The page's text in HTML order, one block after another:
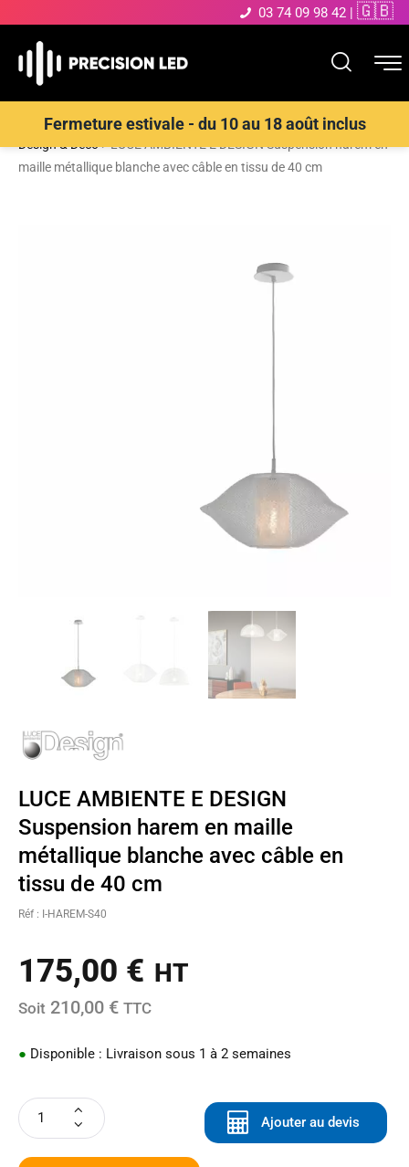
03 74 09 98 42 | 🇬🇧
Fermeture estivale - du 10 au 18 août inclus
Accueil>Boutique>ECLAIRAGE INTERIEUR LED>Suspensions
Design & Déco>LUCE AMBIENTE E DESIGN Suspension harem en
maille métallique blanche avec câble en tissu de 40 cm
LUCE AMBIENTE E DESIGN
Suspension harem en maille
métallique blanche avec câble en
tissu de 40 cm
Réf : I-HAREM-S40
175,00 € HT
Soit 210,00 € TTC
● Disponible : Livraison sous 1 à 2 semaines
Ajouter au devis